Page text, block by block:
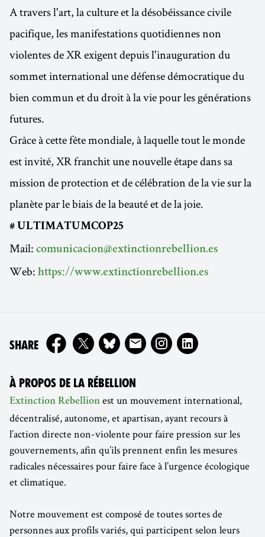
A travers l'art, la culture et la désobéissance civile
pacifique, les manifestations quotidiennes non
violentes de XR exigent depuis l'inauguration du
sommet international une défense démocratique du
bien commun et du droit à la vie pour les générations
futures.
Grâce à cette fête mondiale, à laquelle tout le monde
est invité, XR franchit une nouvelle étape dans sa
mission de protection et de célébration de la vie sur la
planète par le biais de la beauté et de la joie.
# ULTIMATUMCOP25
Mail: comunicacion@extinctionrebellion.es
Web: https://www.extinctionrebellion.es
SHAREON
À PROPOS DE LA RÉBELLION
Extinction Rebellion est un mouvement international,
décentralisé, autonome, et apartisan, ayant recours à
l’action directe non-violente pour faire pression sur les
gouvernements, afin qu’ils prennent enfin les mesures
radicales nécessaires pour faire face à l’urgence écologique
et climatique.
Notre mouvement est composé de toutes sortes de
personnes aux profils variés, qui participent selon leurs